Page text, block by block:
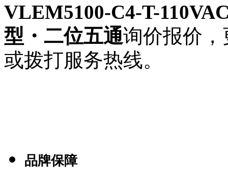
VLEM5100-C4-T-
型・二位五通询价报价
或拨打服务热线。
品牌保障